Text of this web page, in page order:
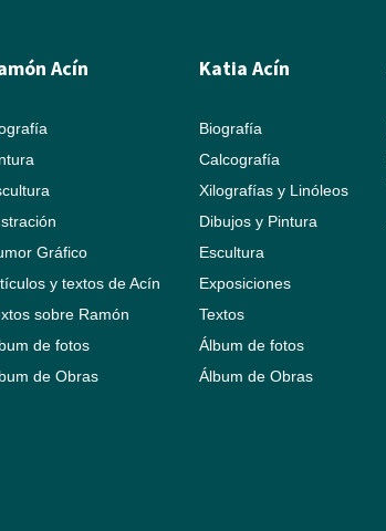
Acín
Gráfico
y textos de Acín
sobre Ramón
de fotos
de Obras
Katia Acín
Biografía
Calcografía
Xilografías y Linóleos
Dibujos y Pintura
Escultura
Exposiciones
Textos
Álbum de fotos
Álbum de Obras